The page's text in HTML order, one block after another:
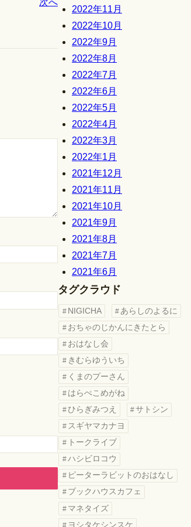
次へ
2022年11月
2022年10月
2022年9月
2022年8月
2022年7月
2022年6月
2022年5月
2022年4月
2022年3月
2022年1月
2021年12月
2021年11月
2021年10月
2021年9月
2021年8月
2021年7月
2021年6月
タグクラウド
NIGICHA
あらしのよるに
おちゃのじかんにきたとら
おはなし会
きむらゆういち
くまのプーさん
はらぺこめがね
ひらぎみつえ
サトシン
スギヤマカナヨ
トークライブ
ハシビロコウ
ピーターラビットのおはなし
ブックハウスカフェ
マネタイズ
ヨシタケシンスケ